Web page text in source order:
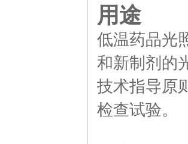
用途
低温药品光
和新制剂的
技术指导原
检查试验。